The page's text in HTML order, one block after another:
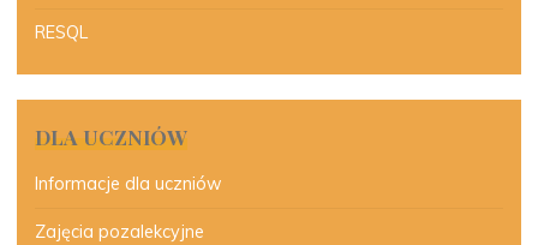
RESQL
DLA UCZNIÓW
Informacje dla uczniów
Zajęcia pozalekcyjne